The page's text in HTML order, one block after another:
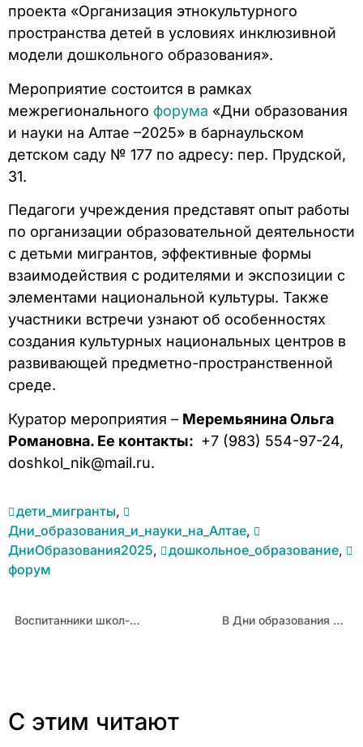
проекта «Организация этнокультурного
пространства детей в условиях инклюзивной
модели дошкольного образования».
Мероприятие состоится в рамках
межрегионального форума «Дни образования
и науки на Алтае –2025» в барнаульском
детском саду № 177 по адресу: пер. Прудской,
31.
Педагоги учреждения представят опыт работы
по организации образовательной деятельности
с детьми мигрантов, эффективные формы
взаимодействия с родителями и экспозиции с
элементами национальной культуры. Также
участники встречи узнают об особенностях
создания культурных национальных центров в
развивающей предметно-пространственной
среде.
Куратор мероприятия – Меремьянина Ольга
Романовна. Ее контакты: +7 (983) 554-97-24,
doshkol_nik@mail.ru.
дети_мигранты,
Дни_образования_и_науки_на_Алтае,
ДниОбразования2025, дошкольное_образование,
форум
Воспитанники школ-интернатов прошли квиз «Не попадись в сети» В Дни образования пройдет общее Собрание Ассоциации молодых педагогов Алтайского края
С этим читают